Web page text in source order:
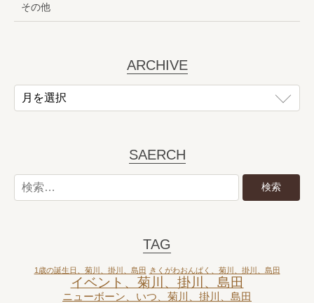
その他
ARCHIVE
SAERCH
TAG
1歳の誕生日、菊川、掛川、島田 きくがわおんぱく、菊川、掛川、島田
イベント、菊川、掛川、島田
ニューボーン、いつ、菊川、掛川、島田